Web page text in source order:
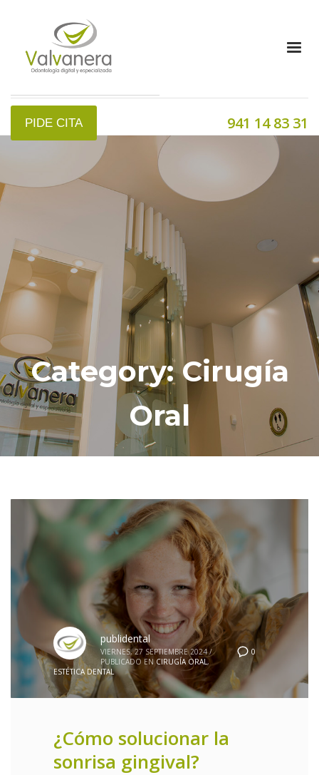
PIDE CITA 941 14 83 31
Category: Cirugía
Oral
0
publidental
VIERNES, 27 SEPTIEMBRE 2024 /
PUBLICADO EN CIRUGÍA ORAL,
ESTÉTICA DENTAL
¿Cómo solucionar la
sonrisa gingival?